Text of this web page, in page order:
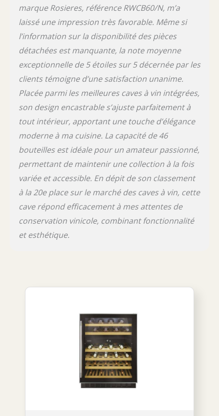
marque Rosieres, référence RWCB60/N, m’a
laissé une impression très favorable. Même si
l’information sur la disponibilité des pièces
détachées est manquante, la note moyenne
exceptionnelle de 5 étoiles sur 5 décernée par les
clients témoigne d’une satisfaction unanime.
Placée parmi les meilleures caves à vin intégrées,
son design encastrable s’ajuste parfaitement à
tout intérieur, apportant une touche d’élégance
moderne à ma cuisine. La capacité de 46
bouteilles est idéale pour un amateur passionné,
permettant de maintenir une collection à la fois
variée et accessible. En dépit de son classement
à la 20e place sur le marché des caves à vin, cette
cave répond efficacement à mes attentes de
conservation vinicole, combinant fonctionnalité
et esthétique.